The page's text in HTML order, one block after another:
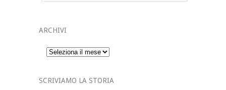
ARCHIVI
Archivi
SCRIVIAMO LA STORIA